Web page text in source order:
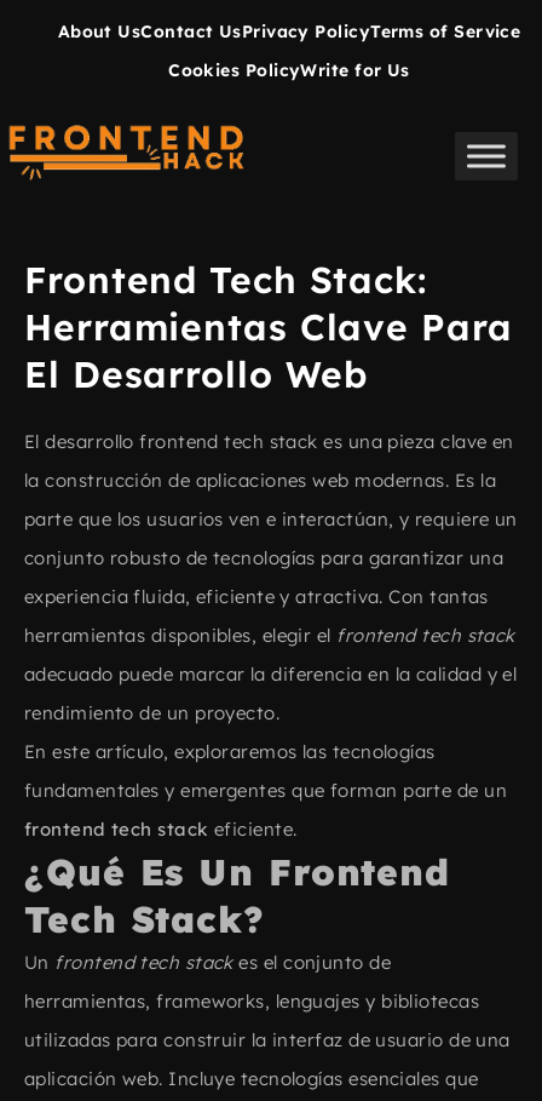
About UsContact UsPrivacy PolicyTerms of Service
Cookies PolicyWrite for Us
Frontend Tech Stack​:
Herramientas Clave Para
El Desarrollo Web
El desarrollo frontend tech stack​ es una pieza clave en
la construcción de aplicaciones web modernas. Es la
parte que los usuarios ven e interactúan, y requiere un
conjunto robusto de tecnologías para garantizar una
experiencia fluida, eficiente y atractiva. Con tantas
herramientas disponibles, elegir el frontend tech stack
adecuado puede marcar la diferencia en la calidad y el
rendimiento de un proyecto.
En este artículo, exploraremos las tecnologías
fundamentales y emergentes que forman parte de un
frontend tech stack eficiente.
¿Qué Es Un Frontend
Tech Stack​?
Un frontend tech stackes el conjunto de
herramientas, frameworks, lenguajes y bibliotecas
utilizadas para construir la interfaz de usuario de una
aplicación web. Incluye tecnologías esenciales que